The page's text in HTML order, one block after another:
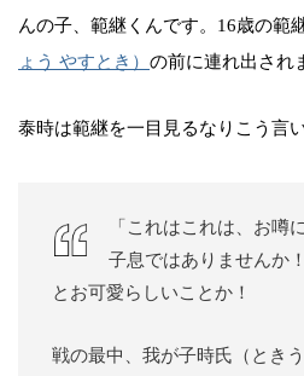
んの子、範継くんです。16歳の範
ょう やすとき） の前に連れ出され
泰時は範継を一目見るなりこう言
「これはこれは、お噂
子息ではありませんか
とお可愛らしいことか！
戦の最中、我が子時氏（とき